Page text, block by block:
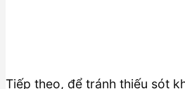
Tiếp theo, để tránh thiếu sót